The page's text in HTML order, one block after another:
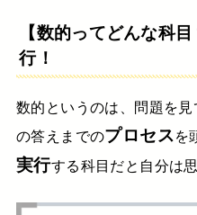
【数的ってどんな科
行！
数的というのは、問題を
の答えまでのプロセスを
実行する科目だと自分は思